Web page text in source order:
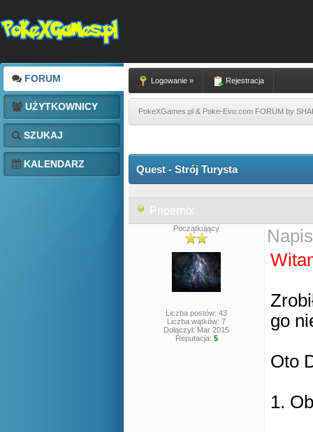
FORUM
UŻYTKOWNICY
SZUKAJ
KALENDARZ
Logowanie » Rejestracja
PokeXGames.pl & Poke-Evo.com FORUM by
Quest - Strój Turysta
Pnoernix
Początkujący
Liczba postów: 43
Liczba wątków: 7
Dołączył: Mar 2015
Reputacja: 5
go
Oto
1.